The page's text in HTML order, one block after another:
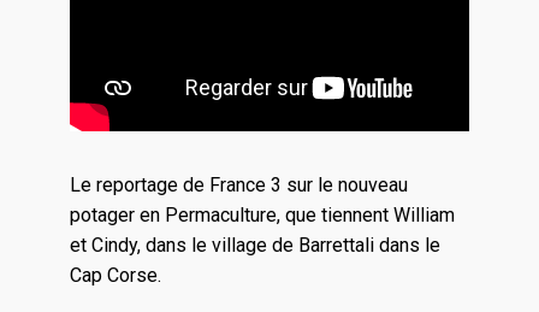
Le reportage de France 3 sur le nouveau
potager en Permaculture, que tiennent William
et Cindy, dans le village de Barrettali dans le
Cap Corse.